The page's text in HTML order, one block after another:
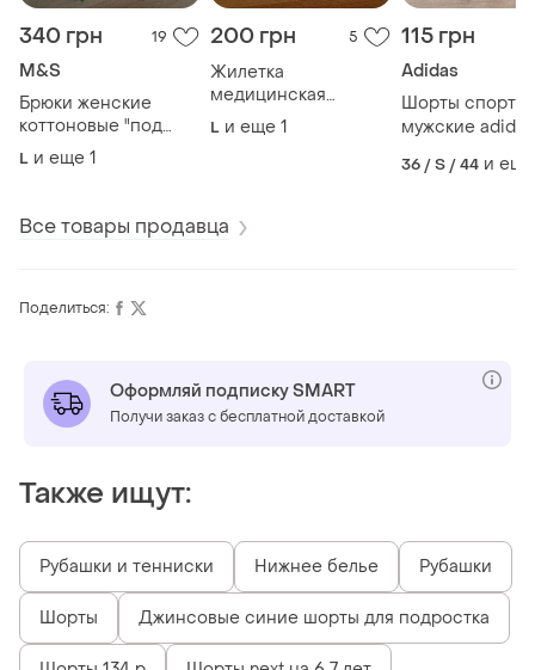
340 грн 19
M&S
Брюки женские
коттоновые "под
лен" m&amp;s
L и еще 1
200 грн 5
Жилетка
медицинская
унисекс,белая,l
L и еще 1
115 грн
Adidas
Шорты
мужские adidas
синие
36 / S / 44 и еще
Все товары продавца
Поделиться:
Оформляй подписку SMART
Получи заказ с бесплатной доставкой
Также ищут:
Рубашки и тенниски Нижнее белье Рубашки
Шорты Джинсовые синие шорты для подростка